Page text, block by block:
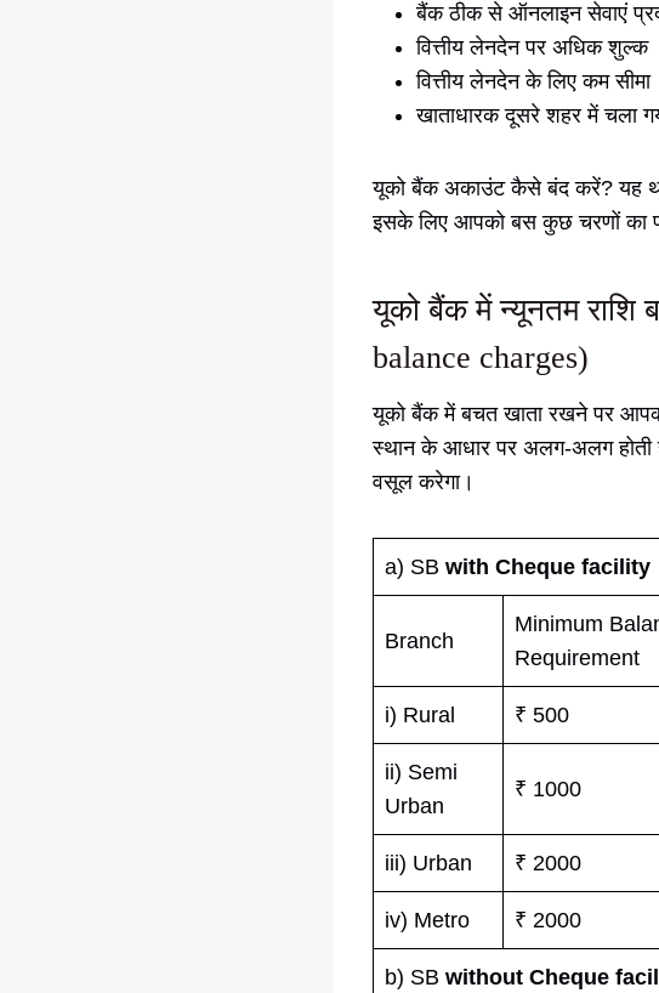
बैंक ठीक से ऑनलाइन सेवाएं
वित्तीय लेनदेन पर अधिक शुल्क
वित्तीय लेनदेन के लिए कम सीमा
खाताधारक दूसरे शहर में चला
यूको बैंक अकाउंट कैसे बंद करें? यह
इसके लिए आपको बस कुछ चरणों का
यूको बैंक में न्यूनतम
balance charges)
यूको बैंक में बचत खाता रखने पर
स्थान के आधार पर अलग-अलग होती
वसूल करेगा।
a) SB with Cheque facility
Branch
Minimum
Requirement
i) Rural ₹ 500
ii) Semi
Urban
₹ 1000
iii) Urban ₹ 2000
iv) Metro ₹ 2000
b) SB without Cheque